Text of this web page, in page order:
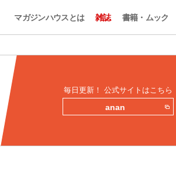
マガジンハウスとは 雑誌 書籍・ムック
毎日更新！ 公式サイトはこちら
anan